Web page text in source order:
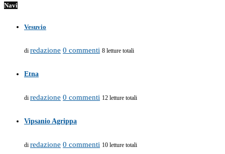
Navi
Vesuvio
di redazione 0 commenti 8 letture totali
Etna
di redazione 0 commenti 12 letture totali
Vipsanio Agrippa
di redazione 0 commenti 10 letture totali